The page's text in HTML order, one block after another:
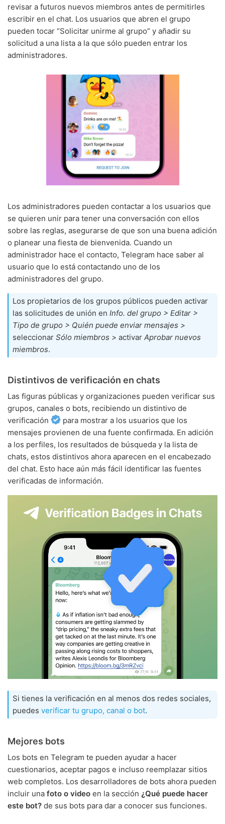
revisar a futuros nuevos miembros antes de permitirles
escribir en el chat. Los usuarios que abren el grupo
pueden tocar “Solicitar unirme al grupo” y añadir su
solicitud a una lista a la que sólo pueden entrar los
administradores.
Los administradores pueden contactar a los usuarios que
se quieren unir para tener una conversación con ellos
sobre las reglas, asegurarse de que son una buena adición
o planear una fiesta de bienvenida. Cuando un
administrador hace el contacto, Telegram hace saber al
usuario que lo está contactando uno de los
administradores del grupo.
Los propietarios de los grupos públicos pueden activar
las solicitudes de unión en Info. del grupo > Editar >
Tipo de grupo > Quién puede enviar mensajes >
seleccionar Sólo miembros > activar Aprobar nuevos
miembros.
Distintivos de verificación en chats
Las figuras públicas y organizaciones pueden verificar sus
grupos, canales o bots, recibiendo un distintivo de
verificación
para mostrar a los usuarios que los
mensajes provienen de una fuente confirmada. En adición
a los perfiles, los resultados de búsqueda y la lista de
chats, estos distintivos ahora aparecen en el encabezado
del chat. Esto hace aún más fácil identificar las fuentes
verificadas de información.
Si tienes la verificación en al menos dos redes sociales,
puedes verificar tu grupo, canal o bot.
Mejores bots
Los bots en Telegram te pueden ayudar a hacer
cuestionarios, aceptar pagos e incluso reemplazar sitios
web completos. Los desarrolladores de bots ahora pueden
incluir una foto o video en la sección ¿Qué puede hacer
este bot? de sus bots para dar a conocer sus funciones.